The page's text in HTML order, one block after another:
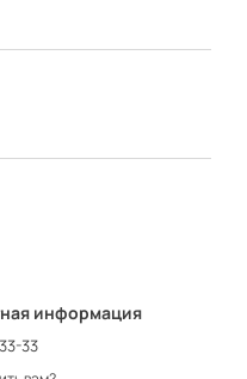
информация
33